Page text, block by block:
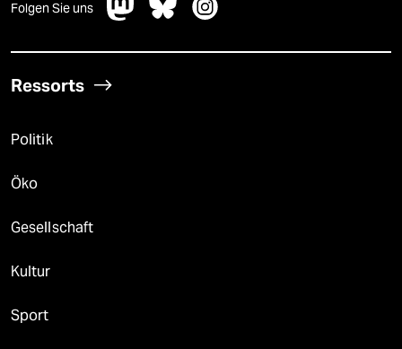
Folgen Sie uns
Ressorts
Politik
Öko
Gesellschaft
Kultur
Sport